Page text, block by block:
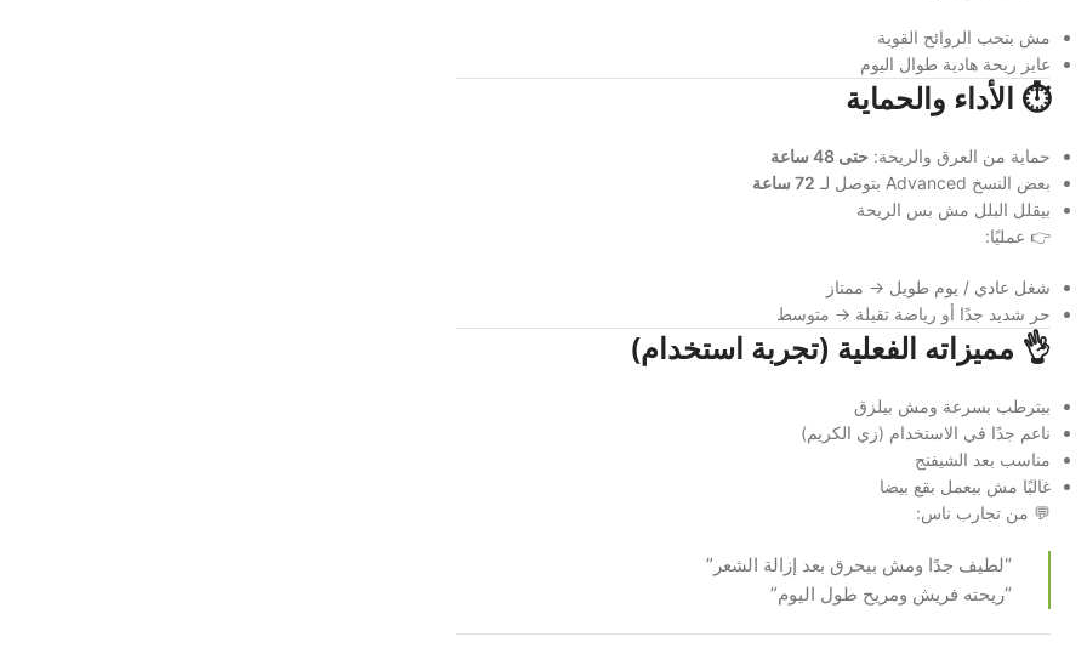
مش بتحب الروائح القوية
عايز ريحة هادية طوال اليوم
⏱️ الأداء والحماية
حماية من العرق والريحة: حتى 48 ساعة
بعض النسخ Advanced بتوصل لـ
72 ساعة
بيقلل البلل مش بس الريحة
👉 عمليًا:
شغل عادي / يوم طويل → ممتاز
حر شديد جدًا أو رياضة تقيلة → متوسط
👌 مميزاته الفعلية (تجربة استخدام)
بيترطب بسرعة ومش بيلزق
ناعم جدًا في الاستخدام (زي الكريم)
مناسب بعد الشيفنج
غالبًا مش بيعمل بقع بيضا
💬 من تجارب ناس:
“لطيف جدًا ومش بيحرق بعد إزالة الشعر”
“ريحته فريش ومريح طول اليوم”